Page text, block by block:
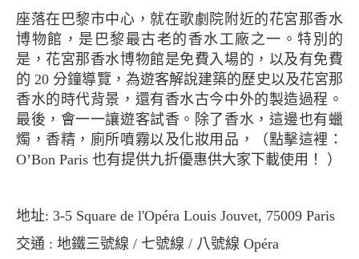
座落在巴黎市中心，就在歌劇院附近的花宮那香水
博物館，是巴黎最古老的香水工廠之一。特別的
是，花宮那香水博物館是免費入場的，以及有免費
的 20 分鐘導覽，為遊客解說建築的歷史以及花宮那
香水的時代背景，還有香水古今中外的製造過程。
最後，會一一讓遊客試香。除了香水，這邊也有蠟
燭，香精，廁所噴霧以及化妝用品，（點擊這裡：
O’Bon Paris 也有提供九折優惠供大家下載使用！ ）
地址: 3-5 Square de l'Opéra Louis Jouvet, 75009 Paris
交通 : 地鐵三號線 / 七號線 / 八號線 Opéra